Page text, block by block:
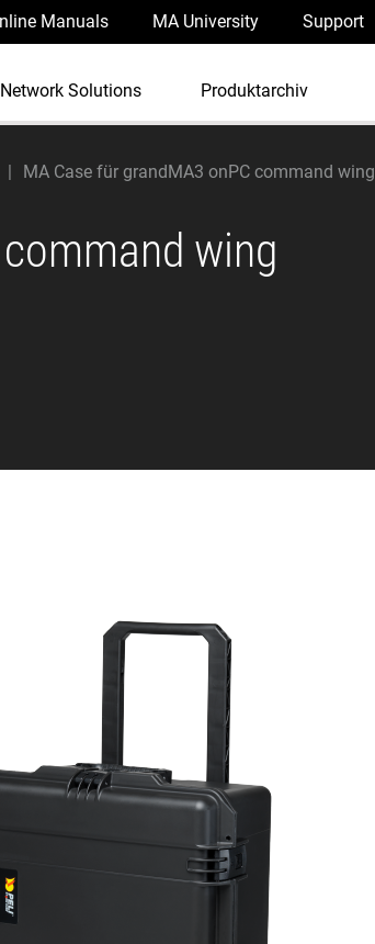
Manuals MA University Support
Solutions Produktarchiv
MA Case für grandMA3 onPC command wing
wing